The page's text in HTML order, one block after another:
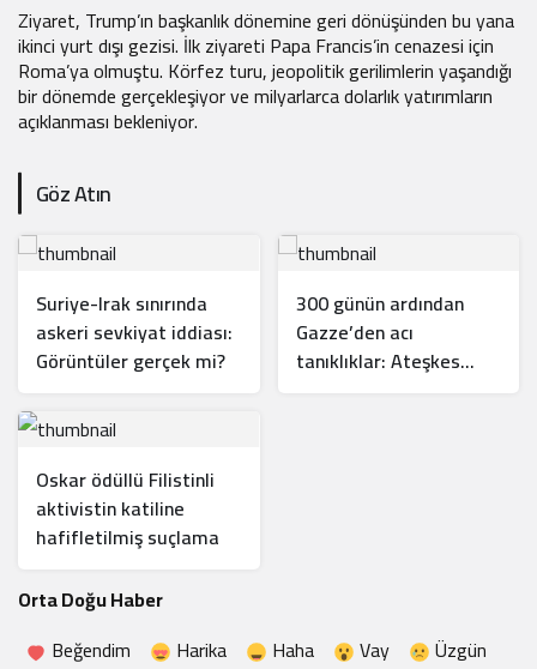
Ziyaret, Trump’ın başkanlık dönemine geri dönüşünden bu yana
ikinci yurt dışı gezisi. İlk ziyareti Papa Francis’in cenazesi için
Roma’ya olmuştu. Körfez turu, jeopolitik gerilimlerin yaşandığı
bir dönemde gerçekleşiyor ve milyarlarca dolarlık yatırımların
açıklanması bekleniyor.
Göz Atın
Suriye-Irak sınırında
askeri sevkiyat iddiası:
Görüntüler gerçek mi?
300 günün ardından
Gazze’den acı
tanıklıklar: Ateşkes
Oskar ödüllü Filistinli
aktivistin katiline
hafifletilmiş suçlama
Orta Doğu Haber
Beğendim
Harika Haha Vay Üzgün